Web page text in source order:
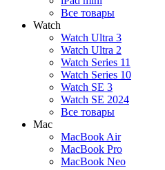
Все товары
Watch
Watch Ultra 3
Watch Ultra 2
Watch Series 11
Watch Series 10
Watch SE 3
Watch SE 2024
Все товары
Mac
MacBook Air
MacBook Pro
MacBook Neo